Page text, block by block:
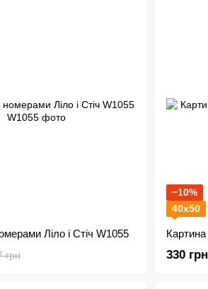
Ліло і Стіч W1055
грн
−10%
40х50
330 грн